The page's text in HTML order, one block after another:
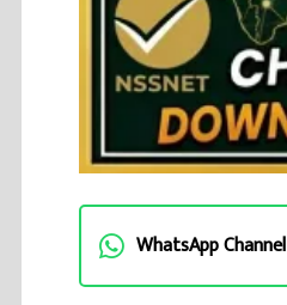
WhatsApp Channel